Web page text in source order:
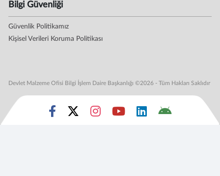
Bilgi Güvenliği
Güvenlik Politikamız
Kişisel Verileri Koruma Politikası
Devlet Malzeme Ofisi Bilgi İşlem Daire Başkanlığı ©2026 - Tüm Hakları Saklıdır